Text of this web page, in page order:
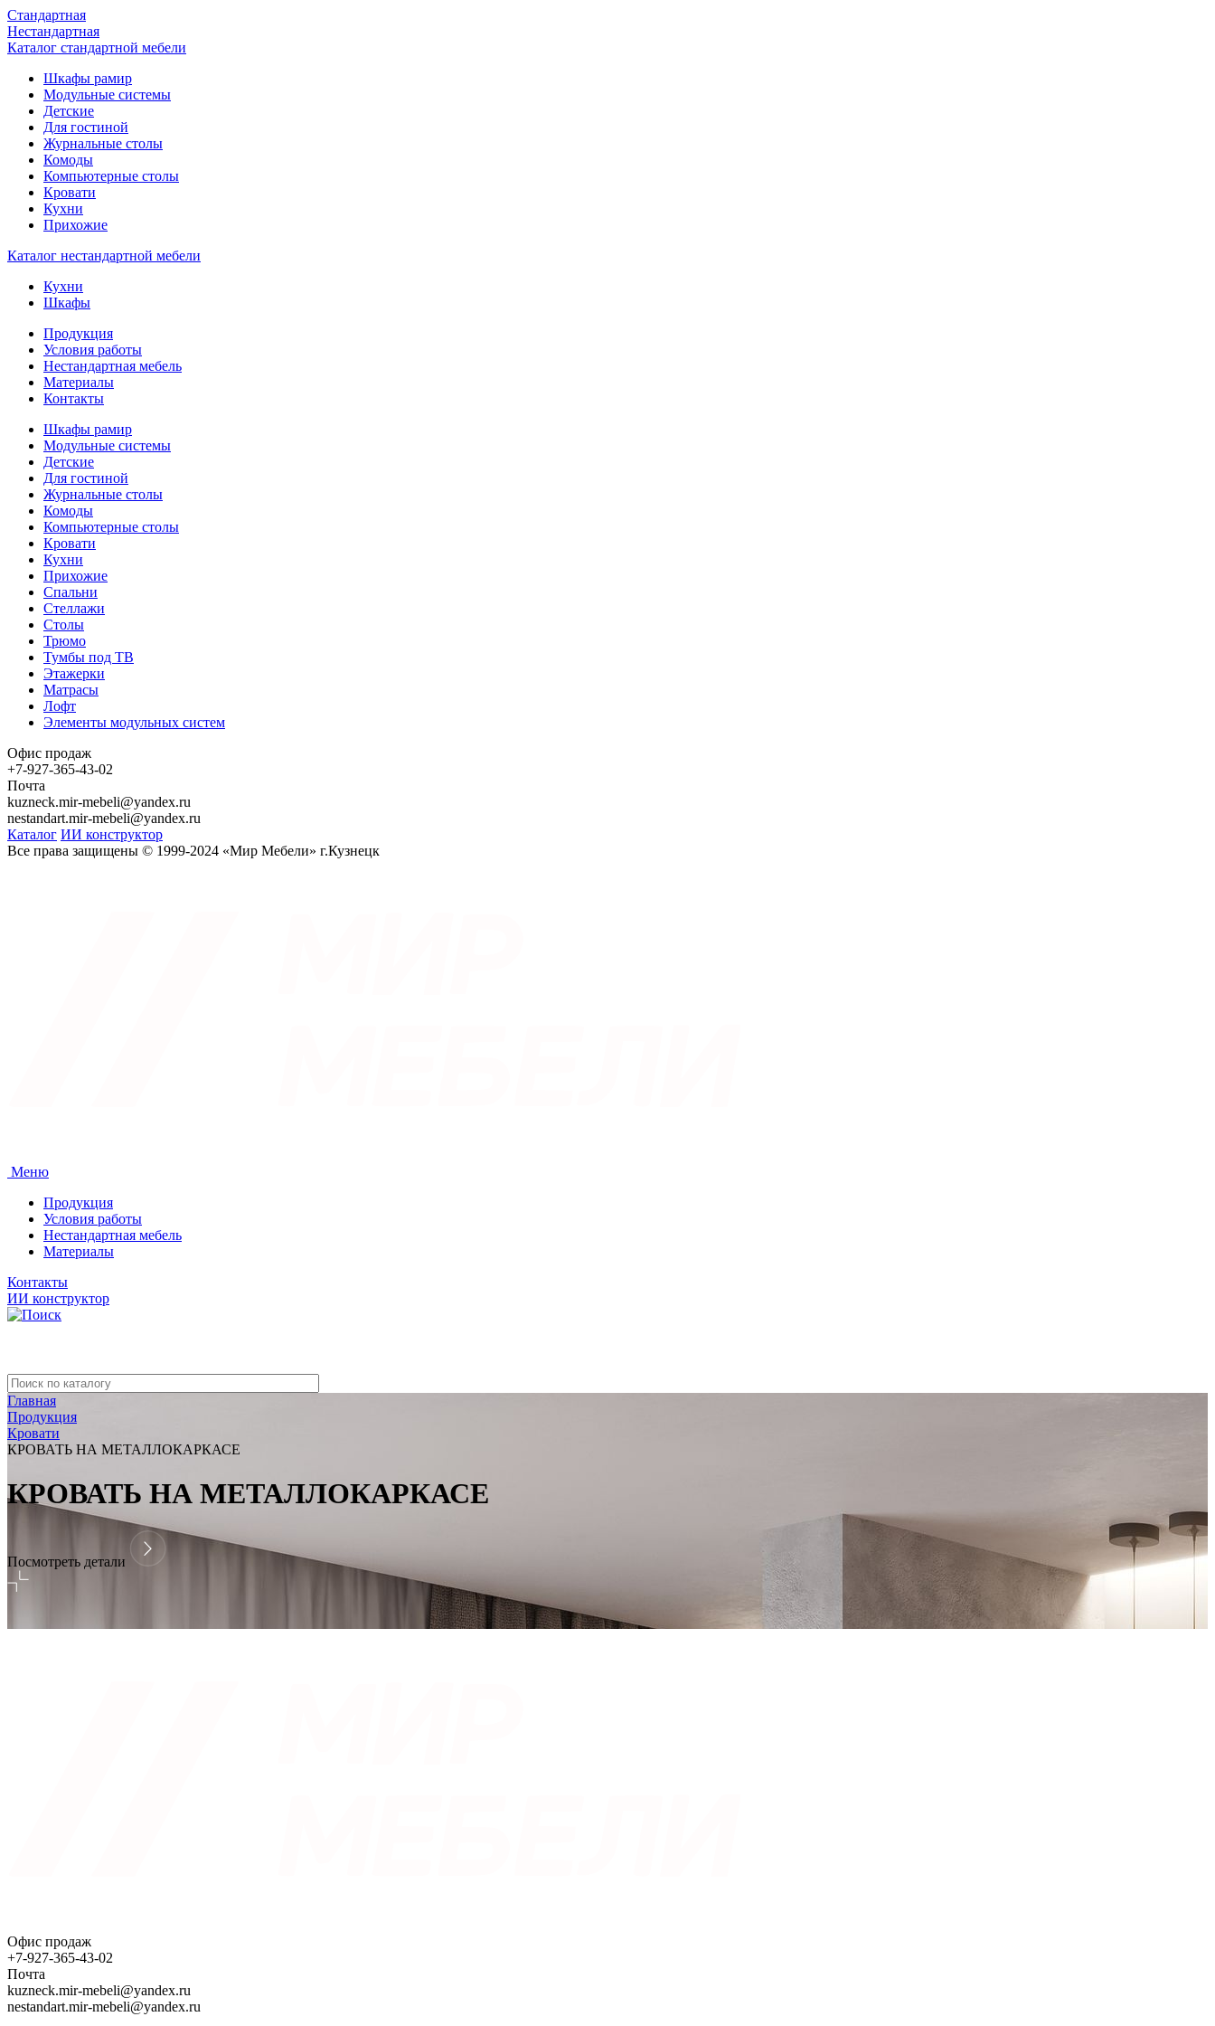
Стандартная
Нестандартная
Каталог стандартной мебели
Шкафы рамир
Модульные системы
Детские
Для гостиной
Журнальные столы
Комоды
Компьютерные столы
Кровати
Кухни
Прихожие
Каталог нестандартной мебели
Кухни
Шкафы
Продукция
Условия работы
Нестандартная мебель
Материалы
Контакты
Шкафы рамир
Модульные системы
Детские
Для гостиной
Журнальные столы
Комоды
Компьютерные столы
Кровати
Кухни
Прихожие
Спальни
Стеллажи
Столы
Трюмо
Тумбы под ТВ
Этажерки
Матрасы
Лофт
Элементы модульных систем
Офис продаж
+7-927-365-43-02
Почта
kuzneck.mir-mebeli@yandex.ru
nestandart.mir-mebeli@yandex.ru
Каталог ИИ конструктор
Все права защищены © 1999-2024 «Мир Мебели» г.Кузнецк
Меню
Продукция
Условия работы
Нестандартная мебель
Материалы
Контакты
ИИ конструктор
Главная
Продукция
Кровати
КРОВАТЬ НА МЕТАЛЛОКАРКАСЕ
КРОВАТЬ НА МЕТАЛЛОКАРКАСЕ
Посмотреть детали
Офис продаж
+7-927-365-43-02
Почта
kuzneck.mir-mebeli@yandex.ru
nestandart.mir-mebeli@yandex.ru